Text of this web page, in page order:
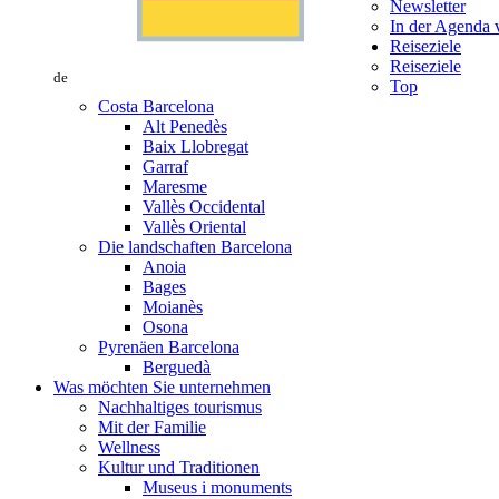
de
Newsletter
In der Agenda
Reiseziele
Reiseziele
Top
Costa Barcelona
Alt Penedès
Baix Llobregat
Garraf
Maresme
Vallès Occidental
Vallès Oriental
Die landschaften Barcelona
Anoia
Bages
Moianès
Osona
Pyrenäen Barcelona
Berguedà
Was möchten Sie unternehmen
Nachhaltiges tourismus
Mit der Familie
Wellness
Kultur und Traditionen
Museus i monuments